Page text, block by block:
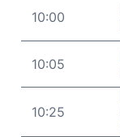
10:00
10:05
10:25